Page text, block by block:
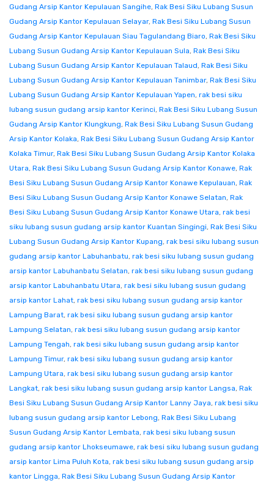
Gudang Arsip Kantor Kepulauan Sangihe, Rak Besi Siku Lubang Susun
Gudang Arsip Kantor Kepulauan Selayar, Rak Besi Siku Lubang Susun
Gudang Arsip Kantor Kepulauan Siau Tagulandang Biaro, Rak Besi Siku
Lubang Susun Gudang Arsip Kantor Kepulauan Sula, Rak Besi Siku
Lubang Susun Gudang Arsip Kantor Kepulauan Talaud, Rak Besi Siku
Lubang Susun Gudang Arsip Kantor Kepulauan Tanimbar, Rak Besi Siku
Lubang Susun Gudang Arsip Kantor Kepulauan Yapen, rak besi siku
lubang susun gudang arsip kantor Kerinci, Rak Besi Siku Lubang Susun
Gudang Arsip Kantor Klungkung, Rak Besi Siku Lubang Susun Gudang
Arsip Kantor Kolaka, Rak Besi Siku Lubang Susun Gudang Arsip Kantor
Kolaka Timur, Rak Besi Siku Lubang Susun Gudang Arsip Kantor Kolaka
Utara, Rak Besi Siku Lubang Susun Gudang Arsip Kantor Konawe, Rak
Besi Siku Lubang Susun Gudang Arsip Kantor Konawe Kepulauan, Rak
Besi Siku Lubang Susun Gudang Arsip Kantor Konawe Selatan, Rak
Besi Siku Lubang Susun Gudang Arsip Kantor Konawe Utara, rak besi
siku lubang susun gudang arsip kantor Kuantan Singingi, Rak Besi Siku
Lubang Susun Gudang Arsip Kantor Kupang, rak besi siku lubang susun
gudang arsip kantor Labuhanbatu, rak besi siku lubang susun gudang
arsip kantor Labuhanbatu Selatan, rak besi siku lubang susun gudang
arsip kantor Labuhanbatu Utara, rak besi siku lubang susun gudang
arsip kantor Lahat, rak besi siku lubang susun gudang arsip kantor
Lampung Barat, rak besi siku lubang susun gudang arsip kantor
Lampung Selatan, rak besi siku lubang susun gudang arsip kantor
Lampung Tengah, rak besi siku lubang susun gudang arsip kantor
Lampung Timur, rak besi siku lubang susun gudang arsip kantor
Lampung Utara, rak besi siku lubang susun gudang arsip kantor
Langkat, rak besi siku lubang susun gudang arsip kantor Langsa, Rak
Besi Siku Lubang Susun Gudang Arsip Kantor Lanny Jaya, rak besi siku
lubang susun gudang arsip kantor Lebong, Rak Besi Siku Lubang
Susun Gudang Arsip Kantor Lembata, rak besi siku lubang susun
gudang arsip kantor Lhokseumawe, rak besi siku lubang susun gudang
arsip kantor Lima Puluh Kota, rak besi siku lubang susun gudang arsip
kantor Lingga, Rak Besi Siku Lubang Susun Gudang Arsip Kantor